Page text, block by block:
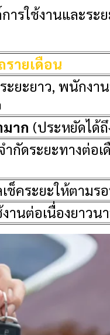
รใช้งานและระย
รายเดือน
ะยะยาว, พนักงา
าก (ประหยัดได้
กัดระยะทางต่อเ
ช็คระยะให้ตามร
งานต่อเนื่องยาวน